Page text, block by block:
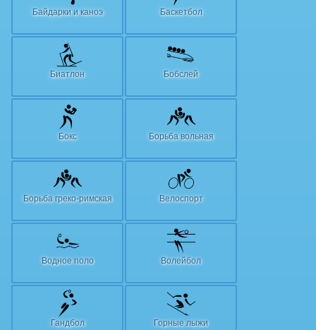
Байдарки и каноэ Баскетбол
Биатлон Бобслей
Бокс Борьба вольная
Борьба греко-римская Велоспорт
Водное поло Волейбол
Гандбол Горные лыжи